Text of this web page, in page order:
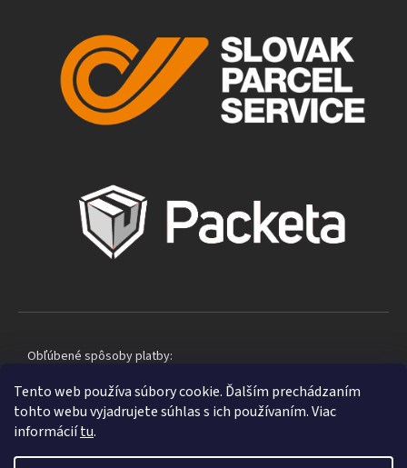
Tento web používa súbory cookie. Ďalším prechádzaním
tohto webu vyjadrujete súhlas s ich používaním. Viac
informáciítu.
Obľúbené spôsoby platby: